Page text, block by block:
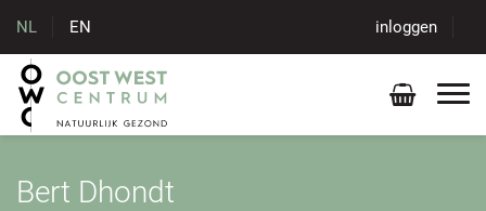
NL EN inloggen
Bert Dhondt